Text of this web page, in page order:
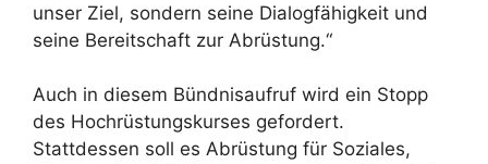
unser Ziel, sondern seine Dialogfähigkeit und
seine Bereitschaft zur Abrüstung.“
Auch in diesem Bündnisaufruf wird ein Stopp
des Hochrüstungskurses gefordert.
Stattdessen soll es Abrüstung für Soziales,